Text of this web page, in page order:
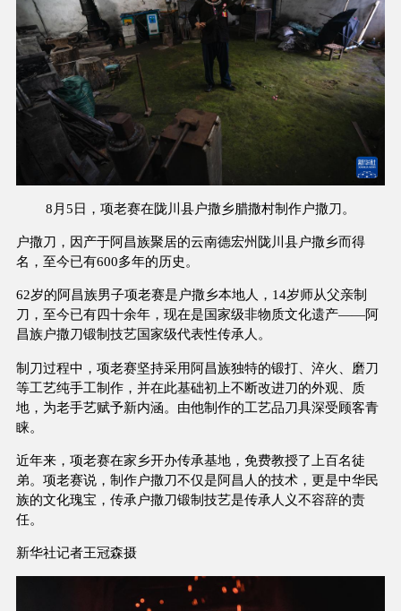
8月5日，项老赛在陇川县户撒乡腊撒村制作户撒刀。
户撒刀，因产于阿昌族聚居的云南德宏州陇川县户撒乡而得
名，至今已有600多年的历史。
62岁的阿昌族男子项老赛是户撒乡本地人，14岁师从父亲制
刀，至今已有四十余年，现在是国家级非物质文化遗产——阿
昌族户撒刀锻制技艺国家级代表性传承人。
制刀过程中，项老赛坚持采用阿昌族独特的锻打、淬火、磨刀
等工艺纯手工制作，并在此基础初上不断改进刀的外观、质
地，为老手艺赋予新内涵。由他制作的工艺品刀具深受顾客青
睐。
近年来，项老赛在家乡开办传承基地，免费教授了上百名徒
弟。项老赛说，制作户撒刀不仅是阿昌人的技术，更是中华民
族的文化瑰宝，传承户撒刀锻制技艺是传承人义不容辞的责
任。
新华社记者王冠森摄